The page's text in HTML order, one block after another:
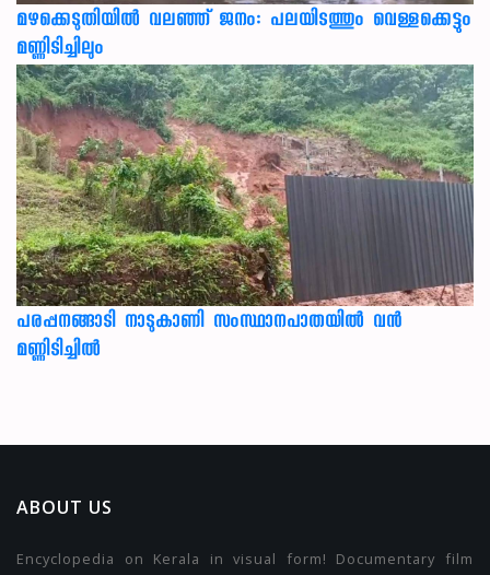
മഴക്കെടുതിയിൽ വലഞ്ഞ് ജനം: പലയിടത്തും വെള്ളക്കെട്ടും
മണ്ണിടിച്ചിലും
പരപ്പനങ്ങാടി നാടുകാണി സംസ്ഥാനപാതയില്‍ വന്‍
മണ്ണിടിച്ചില്‍
ABOUT US
Encyclopedia on Kerala in visual form! Documentary film